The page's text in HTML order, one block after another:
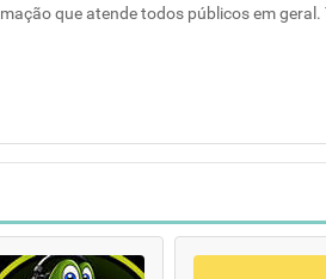
que atende todos públicos em